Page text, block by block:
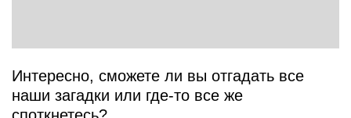
Интересно, сможете ли вы отгадать все
наши загадки или где-то все же